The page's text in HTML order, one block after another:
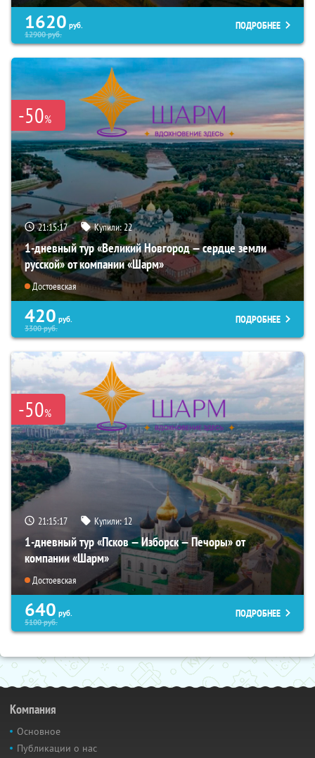
1620 руб.
12900руб.
ПОДРОБНЕЕ
-50%
21:15:16 Купили:22
1-дневный тур «Великий Новгород — сердце земли
русской» от компании «Шарм»
Достоевская
420 руб.
3300руб.
ПОДРОБНЕЕ
-50%
21:15:16 Купили:12
1-дневный тур «Псков — Изборск — Печоры» от
компании «Шарм»
Достоевская
640 руб.
5100руб.
ПОДРОБНЕЕ
Компания
Основное
Публикации о нас